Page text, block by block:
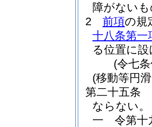
障がない
2
前項の規
十八条第一
る位置に
(令七
(移動等円
第二十五条
ならない。
一
令第十